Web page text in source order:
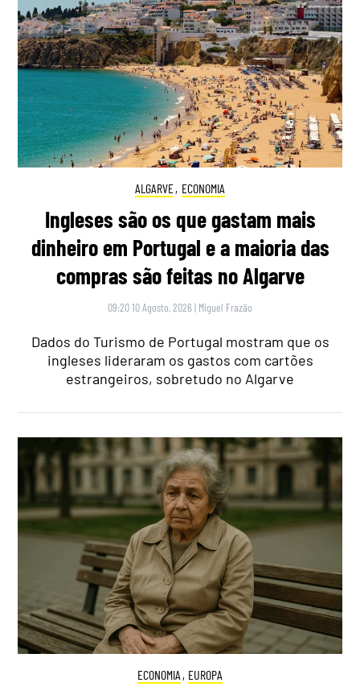
ALGARVE, ECONOMIA
Ingleses são os que gastam mais
dinheiro em Portugal e a maioria das
compras são feitas no Algarve
09:20 10 Agosto, 2026 | Miguel Frazão
Dados do Turismo de Portugal mostram que os
ingleses lideraram os gastos com cartões
estrangeiros, sobretudo no Algarve
ECONOMIA , EUROPA